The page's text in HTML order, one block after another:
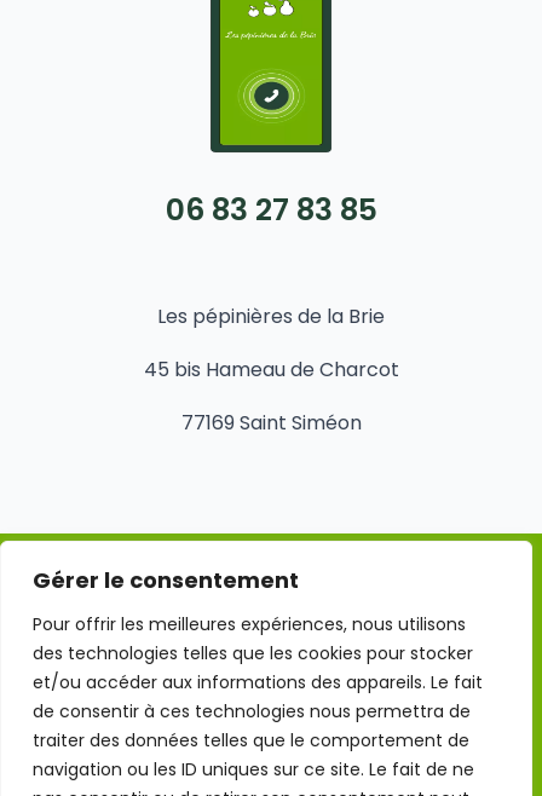
Gérer le consentement
Pour offrir les meilleures expériences, nous utilisons
des technologies telles que les cookies pour stocker
et/ou accéder aux informations des appareils. Le fait
de consentir à ces technologies nous permettra de
traiter des données telles que le comportement de
navigation ou les ID uniques sur ce site. Le fait de ne
06 83 27 83 85
Les pépinières de la Brie
45 bis Hameau de Charcot
77169 Saint Siméon
Mentions légales
Conditions Générales d'Utilisation
Politique de confidentialité